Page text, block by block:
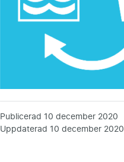
Publicerad 10 december 2020
Uppdaterad 10 december 2020